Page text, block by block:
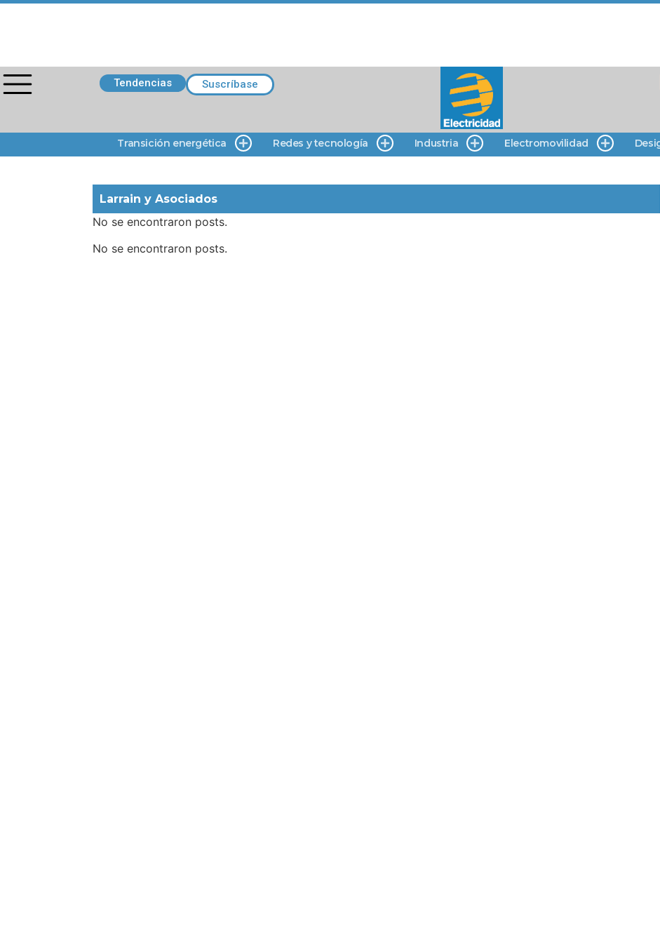
Tendencias Suscríbase
Transición energética Redes y tecnología Industria Electromovilidad
Larrain y Asociados
No se encontraron posts.
No se encontraron posts.